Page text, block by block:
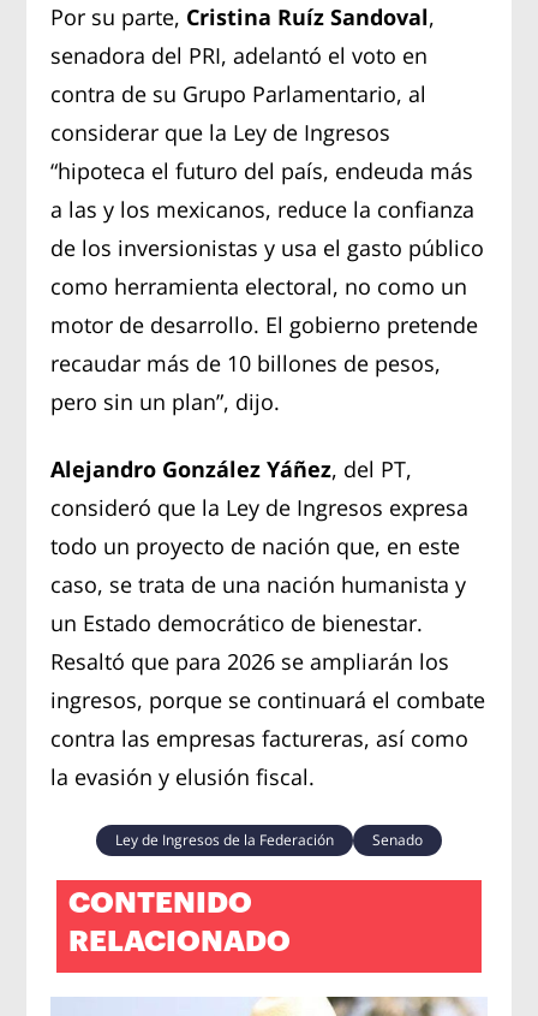
Por su parte, Cristina Ruíz Sandoval,
senadora del PRI, adelantó el voto en
contra de su Grupo Parlamentario, al
considerar que la Ley de Ingresos
“hipoteca el futuro del país, endeuda más
a las y los mexicanos, reduce la confianza
de los inversionistas y usa el gasto público
como herramienta electoral, no como un
motor de desarrollo. El gobierno pretende
recaudar más de 10 billones de pesos,
pero sin un plan”, dijo.
Alejandro González Yáñez, del PT,
consideró que la Ley de Ingresos expresa
todo un proyecto de nación que, en este
caso, se trata de una nación humanista y
un Estado democrático de bienestar.
Resaltó que para 2026 se ampliarán los
ingresos, porque se continuará el combate
contra las empresas factureras, así como
la evasión y elusión fiscal.
Ley de Ingresos de la Federación Senado
CONTENIDO
RELACIONADO